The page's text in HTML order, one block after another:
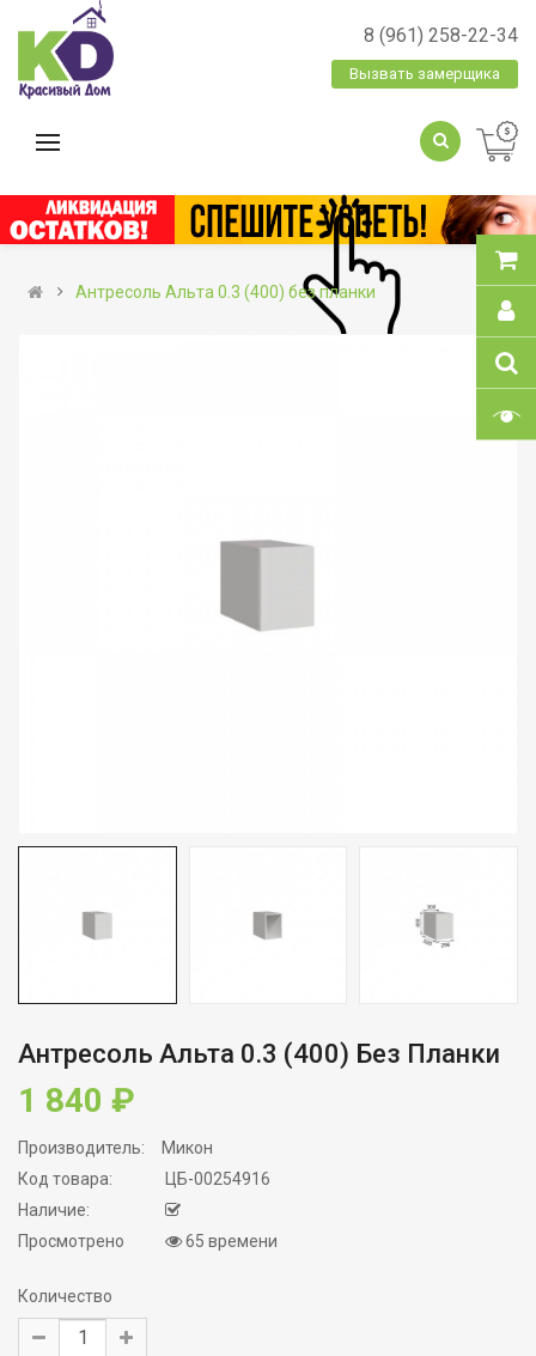
8 (961) 258-22-34
Вызвать замерщика
Антресоль Альта 0.3 (400) без планки
Антресоль Альта 0.3 (400) Без Планки
1 840 ₽
Производитель:
Микон
Код товара:
ЦБ-00254916
Наличие:
Просмотрено
65 времени
Количество